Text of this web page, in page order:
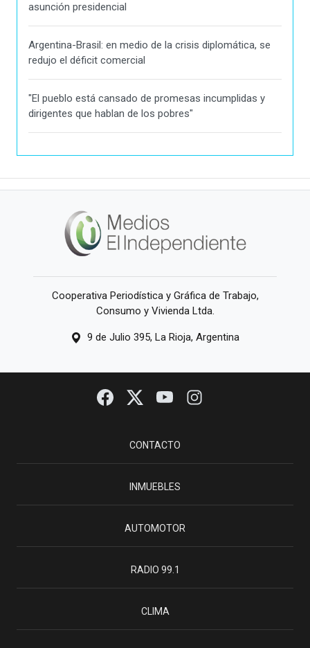
asunción presidencial
Argentina-Brasil: en medio de la crisis diplomática, se
redujo el déficit comercial
"El pueblo está cansado de promesas incumplidas y
dirigentes que hablan de los pobres"
Cooperativa Periodística y Gráfica de Trabajo,
Consumo y Vivienda Ltda.
9 de Julio 395, La Rioja, Argentina
CONTACTO
INMUEBLES
AUTOMOTOR
RADIO 99.1
CLIMA